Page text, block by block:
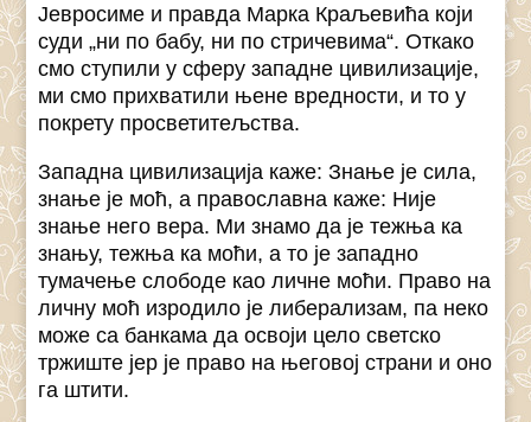
Јевросиме и правда Марка Краљевића који
суди „ни по бабу, ни по стричевима“. Откако
смо ступили у сферу западне цивилизације,
ми смо прихватили њене вредности, и то у
покрету просветитељства.
Западна цивилизација каже: Знање је сила,
знање је моћ, а православна каже: Није
знање него вера. Ми знамо да је тежња ка
знању, тежња ка моћи, а то је западно
тумачење слободе као личне моћи. Право на
личну моћ изродило је либерализам, па неко
може са банкама да освоји цело светско
тржиште јер је право на његовој страни и оно
га штити.